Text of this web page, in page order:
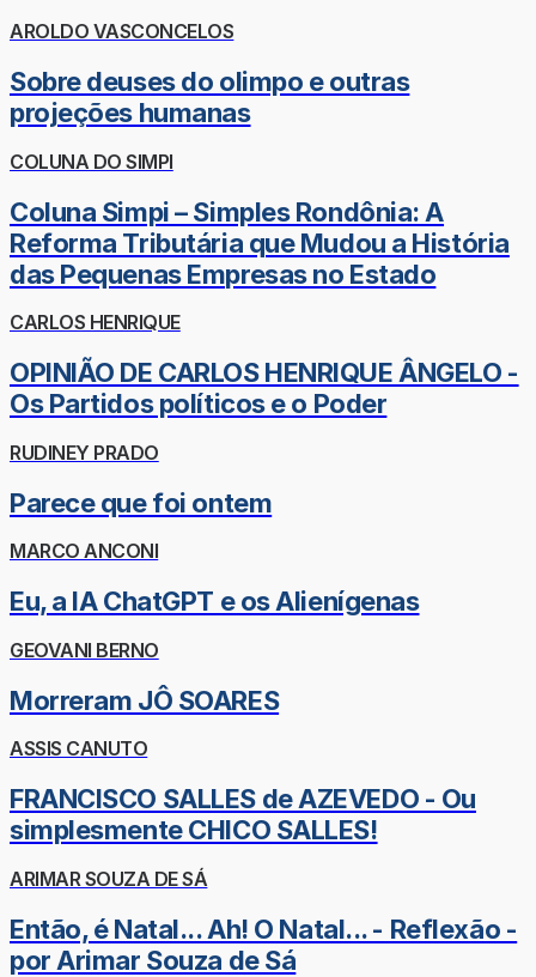
AROLDO VASCONCELOS
Sobre deuses do olimpo e outras
projeções humanas
COLUNA DO SIMPI
Coluna Simpi – Simples Rondônia: A
Reforma Tributária que Mudou a História
das Pequenas Empresas no Estado
CARLOS HENRIQUE
OPINIÃO DE CARLOS HENRIQUE ÂNGELO -
Os Partidos políticos e o Poder
RUDINEY PRADO
Parece que foi ontem
MARCO ANCONI
Eu, a IA ChatGPT e os Alienígenas
GEOVANI BERNO
Morreram JÔ SOARES
ASSIS CANUTO
FRANCISCO SALLES de AZEVEDO - Ou
simplesmente CHICO SALLES!
ARIMAR SOUZA DE SÁ
Então, é Natal... Ah! O Natal... - Reflexão -
por Arimar Souza de Sá